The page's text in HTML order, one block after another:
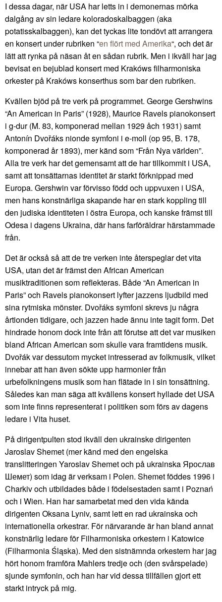
I dessa dagar, när USA har letts in i demonernas mörka
dalgång av sin ledare koloradoskalbaggen (aka
potatisskalbaggen), kan det tyckas lite tondövt att arrangera
en konsert under rubriken “en flört med Amerika“, och det är
lätt att rynka på näsan åt en sådan rubrik. Men i ikväll har jag
bevisat en bejublad konsert med Krakóws filharmoniska
orkester på Krakóws konserthus som bar den rubriken.
Kvällen bjöd på tre verk på programmet. George Gershwins
“An American in Paris” (1928), Maurice Ravels pianokonsert
i g-dur (M. 83, komponerad mellan 1929 åch 1931) samt
Antonín Dvořáks nionde symfoni i e-moll (op 95, B. 178,
komponerad år 1893), mer känd som “Från Nya världen”.
Alla tre verk har det gemensamt att de har tillkommit i USA,
samt att tonsättarnas identitet är starkt förknippad med
Europa. Gershwin var förvisso född och uppvuxen i USA,
men hans konstnärliga skapande har en stark koppling till
den judiska identiteten i östra Europa, och kanske främst till
Odesa i dagens Ukraina, där hans farföräldrar härstammade
från.
Det är också så att de tre verken inte återspeglar det vita
USA, utan det är främst den African American
musiktraditionen som reflekteras. Både “An American in
Paris” och Ravels pianokonsert lyfter jazzens ljudbild med
sina rytmiska mönster. Dvořáks symfoni skrevs ju några
årtionden tidigare, och jazzen hade ännu inte tagit form. Det
hindrade honom dock inte från att förutse att det var musiken
bland African American som skulle vara framtidens musik.
Dvořák var dessutom mycket intresserad av folkmusik, vilket
innebar att han även sökte upp harmonier från
urbefolkningens musik som han flätade in i sin tonsättning.
Således kan man säga att kvällens konsert hyllade det USA
som inte finns representerat i politiken som förs av dagens
ledare i Vita huset.
På dirigentpulten stod ikväll den ukrainske dirigenten
Jaroslav Shemet (mer känd med den engelska
translitteringen Yaroslav Shemet och på ukrainska Ярослав
Шемет) som idag är verksam i Polen. Shemet föddes 1996 i
Charkiv och utbildades både i födelsestaden samt i Poznań
och i Wien. Han har samarbetat med den vida kända
dirigenten Oksana Lyniv, samt lett en rad ukrainska och
internationella orkestrar. För närvarande är han bland annat
konstnärlig ledare för Filharmoniska orkestern i Katowice
(Filharmonia Śląska). Med den sistnämnda orkestern har jag
hört honom framföra Mahlers tredje och (den svårspelade)
sjunde symfonin, och han har vid dessa tillfällen gjort ett
starkt intryck på mig.